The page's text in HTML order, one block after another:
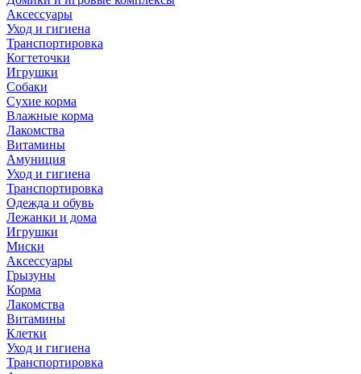
Аксессуары
Уход и гигиена
Транспортировка
Когтеточки
Игрушки
Собаки
Сухие корма
Влажные корма
Лакомства
Витамины
Амуниция
Уход и гигиена
Транспортировка
Одежда и обувь
Лежанки и дома
Игрушки
Миски
Аксессуары
Грызуны
Корма
Лакомства
Витамины
Клетки
Уход и гигиена
Транспортировка